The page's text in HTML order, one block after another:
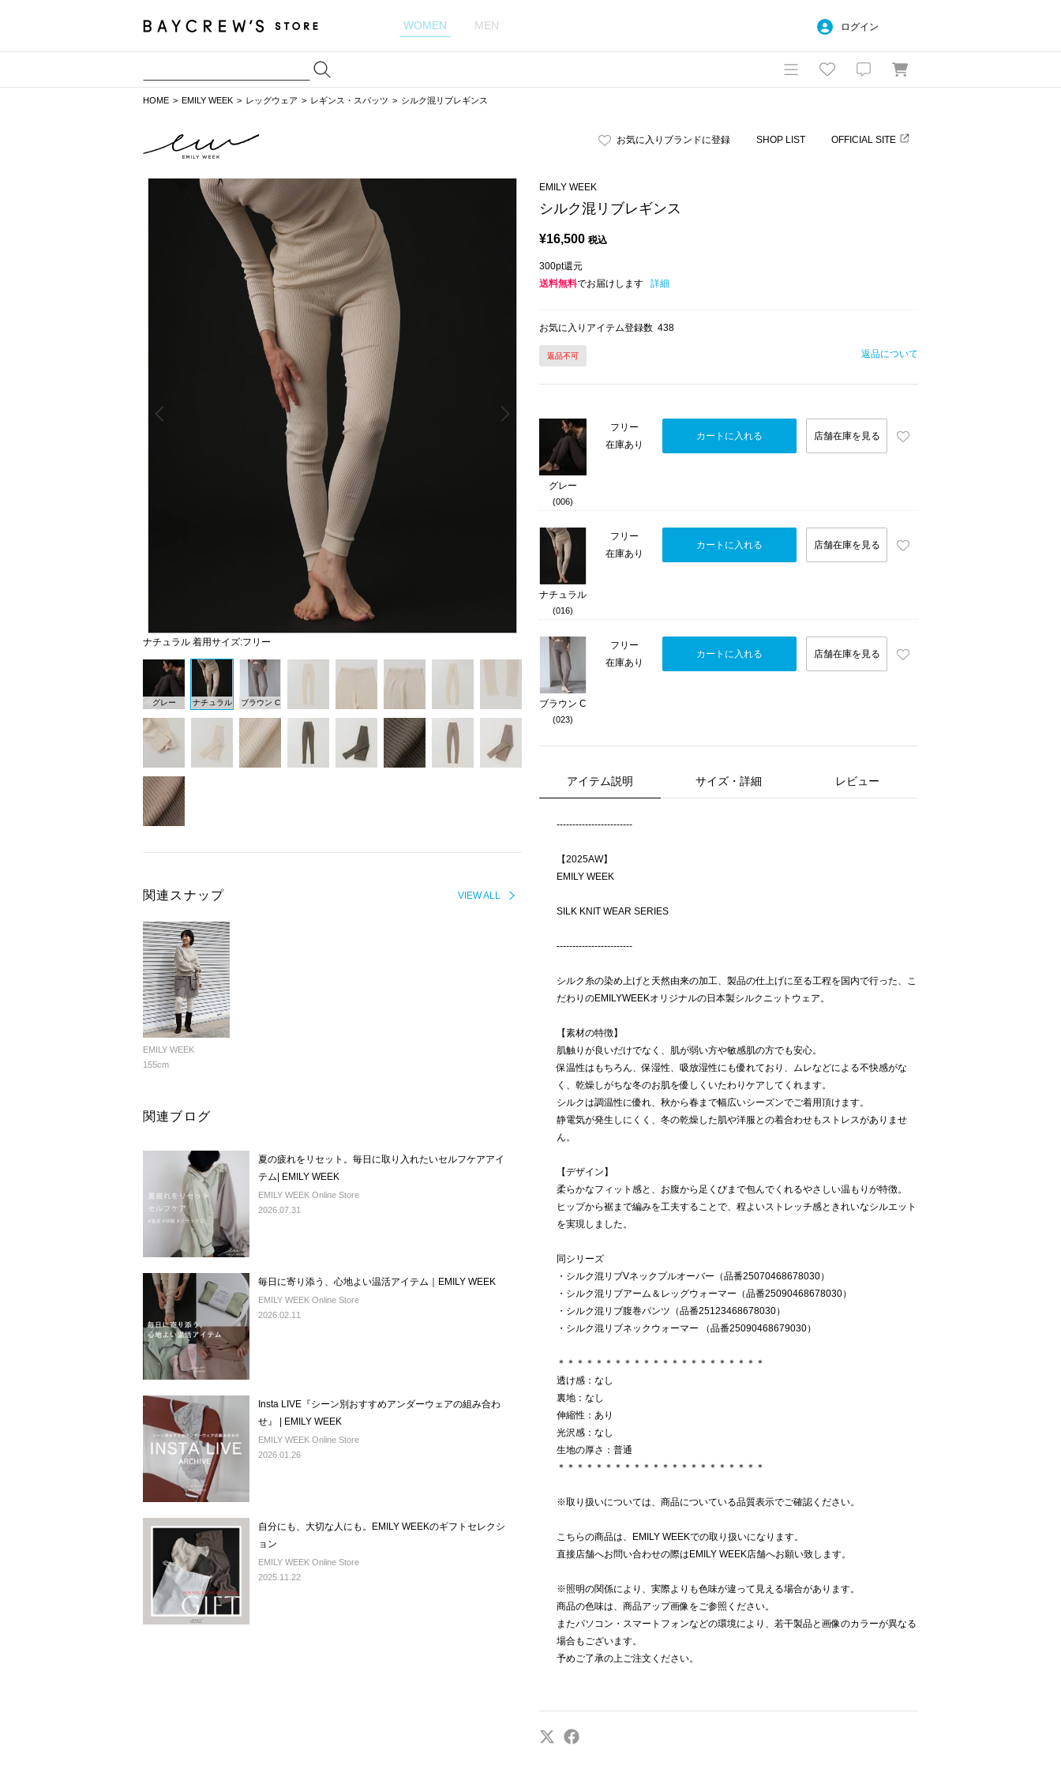
WOMEN MEN ログイン
HOME EMILY WEEK レッグウェア レギンス・スパッツ シルク混リブレギンス
お気に入りブランドに登録 SHOP LIST OFFICIAL SITE
ナチュラル 着用サイズ:フリー
グレー ナチュラル ブラウン C
VIEW ALL
関連スナップ
EMILY WEEK
155cm
関連ブログ
夏の疲れをリセット。毎日に取り入れたいセルフケアアイ
テム| EMILY WEEK
EMILY WEEK Online Store
2026.07.31
毎日に寄り添う、心地よい温活アイテム｜EMILY WEEK
EMILY WEEK Online Store
2026.02.11
Insta LIVE『シーン別おすすめアンダーウェアの組み合わ
せ』 | EMILY WEEK
EMILY WEEK Online Store
2026.01.26
自分にも、大切な人にも。EMILY WEEKのギフトセレクシ
ョン
EMILY WEEK Online Store
2025.11.22
EMILY WEEK
シルク混リブレギンス
¥16,500 税込
300pt還元
送料無料でお届けします 詳細
お気に入りアイテム登録数 438
返品不可 返品について
グレー
(006)
フリー
在庫あり
カートに入れる 店舗在庫を見る
ナチュラル
(016)
フリー
在庫あり
カートに入れる 店舗在庫を見る
ブラウン C
(023)
フリー
在庫あり
カートに入れる 店舗在庫を見る
アイテム説明 サイズ・詳細 レビュー
------------------------
【2025AW】
EMILY WEEK
SILK KNIT WEAR SERIES
------------------------
シルク糸の染め上げと天然由来の加工、製品の仕上げに至る工程を国内で行った、こ
だわりのEMILYWEEKオリジナルの日本製シルクニットウェア。
【素材の特徴】
肌触りが良いだけでなく、肌が弱い方や敏感肌の方でも安心。
保温性はもちろん、保湿性、吸放湿性にも優れており、ムレなどによる不快感がな
く、乾燥しがちな冬のお肌を優しくいたわりケアしてくれます。
シルクは調温性に優れ、秋から春まで幅広いシーズンでご着用頂けます。
静電気が発生しにくく、冬の乾燥した肌や洋服との着合わせもストレスがありませ
ん。
【デザイン】
柔らかなフィット感と、お腹から足くびまで包んでくれるやさしい温もりが特徴。
ヒップから裾まで編みを工夫することで、程よいストレッチ感ときれいなシルエット
を実現しました。
同シリーズ
・シルク混リブVネックプルオーバー（品番25070468678030）
・シルク混リブアーム＆レッグウォーマー（品番25090468678030）
・シルク混リブ腹巻パンツ（品番25123468678030）
・シルク混リブネックウォーマー （品番25090468679030）
＊＊＊＊＊＊＊＊＊＊＊＊＊＊＊＊＊＊＊＊＊＊
透け感：なし
裏地：なし
伸縮性：あり
光沢感：なし
生地の厚さ：普通
＊＊＊＊＊＊＊＊＊＊＊＊＊＊＊＊＊＊＊＊＊＊
※取り扱いについては、商品についている品質表示でご確認ください。
こちらの商品は、EMILY WEEKでの取り扱いになります。
直接店舗へお問い合わせの際はEMILY WEEK店舗へお願い致します。
※照明の関係により、実際よりも色味が違って見える場合があります。
商品の色味は、商品アップ画像をご参照ください。
またパソコン・スマートフォンなどの環境により、若干製品と画像のカラーが異なる
場合もございます。
予めご了承の上ご注文ください。